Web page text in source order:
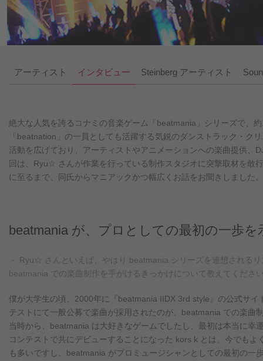
アーティスト インタビュー Steinberg アーティスト
絶大な人気を誇るコナミの音楽ゲーム「beatmania」シリーズで、
「beatnation」の一員としても活躍する気鋭のダンストラック・
活動を広げており、アーティストやアニメーションへの楽曲提供
回は、Ryu☆ さんが作業を行っている制作スタジオに突撃取材を敢
に至るまで、同氏からマニアックかつ幅広くお話をお聞きしました。
beatmania が、プロとしての最初の一歩
－ Ryu☆ さんといえば、やはり beatmania シリーズを連想される
beatmania での楽曲制作を手がけるきっかけについて教えてくださ
僕が大学生の頃、2000年に『beatmania IIDX 3rd style』の公式サイ
テストにて一般公募で楽曲が採用されたのが、beatmania での楽曲
当時から、beatmania は大好きなゲームでしたし、最初は本当に幸
コンテストで共にデビューすることになった kors k とは、今でもよ
も多いですし、beatmania がプロミュージシャンとしての最初の一